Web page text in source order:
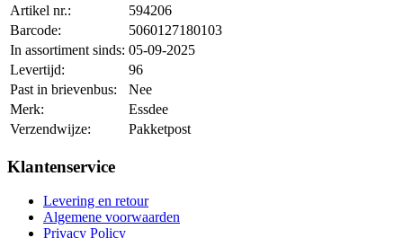
Artikel nr.:
594206
Barcode:
5060127180103
In assortiment sinds: 05-09-2025
Levertijd:
96
Past in brievenbus:
Nee
Merk:
Essdee
Verzendwijze:
Pakketpost
Klantenservice
Levering en retour
Algemene voorwaarden
Privacy Policy